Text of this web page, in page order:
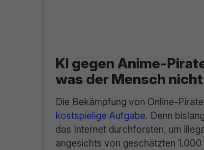
KI gegen Anime-
was der Mensch
Die Bekämpfung von Online-
kostspielige Aufgabe. Denn
das Internet durchforsten, um
angesichts von geschätzten